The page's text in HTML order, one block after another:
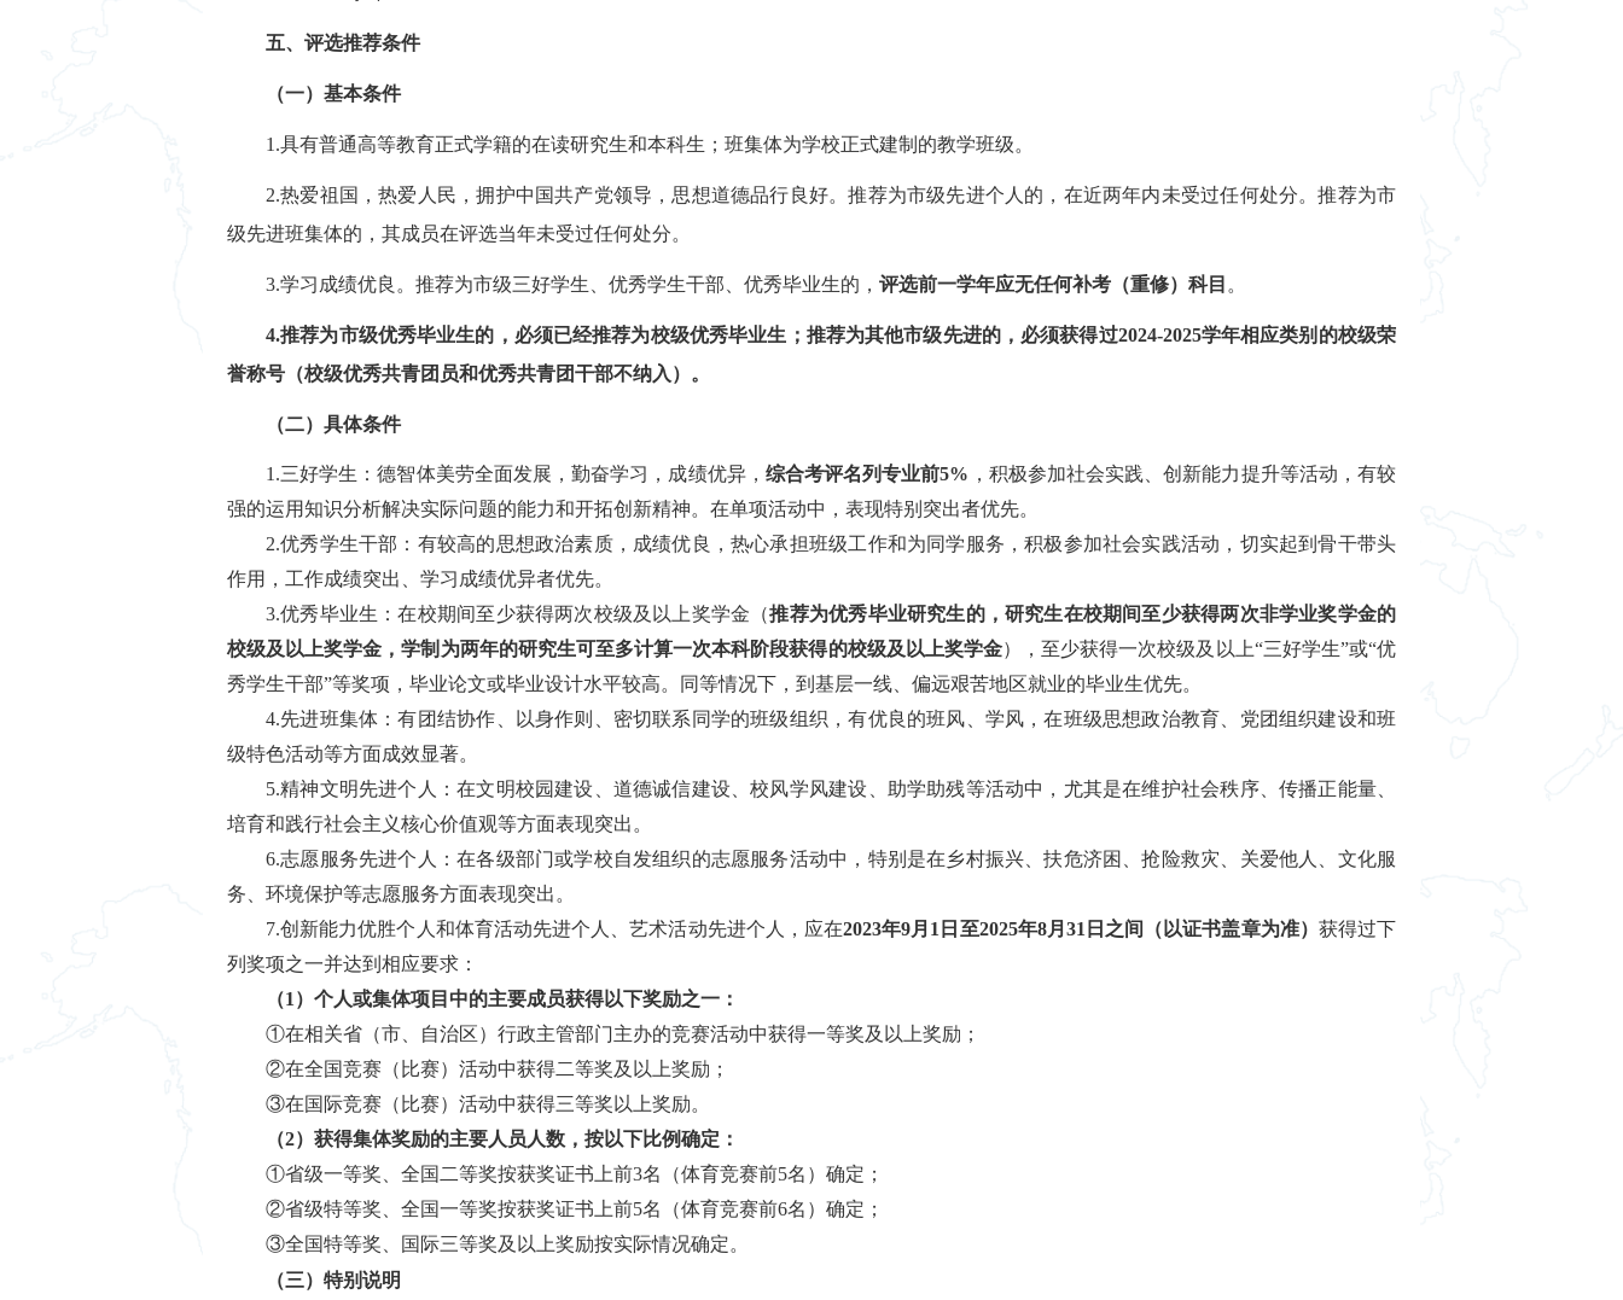
五、评选推荐条件
（一）基本条件
1.具有普通高等教育正式学籍的在读研究生和本科生；班集体为学校正式建制的教学班级。
2.热爱祖国，热爱人民，拥护中国共产党领导，思想道德品行良好。推荐为市级先进个人的，在近两年内未受过任何处分。推荐为市
级先进班集体的，其成员在评选当年未受过任何处分。
3.学习成绩优良。推荐为市级三好学生、优秀学生干部、优秀毕业生的， 评选前一学年应无任何补考（重修）科目 。
4.推荐为市级优秀毕业生的，必须已经推荐为校级优秀毕业生；推荐为其他市级先进的，必须获得过2024-2025学年相应类别的校级荣
誉称号（校级优秀共青团员和优秀共青团干部不纳入）。
（二）具体条件
1.三好学生：德智体美劳全面发展，勤奋学习，成绩优异， 综合考评名列专业前5% ，积极参加社会实践、创新能力提升等活动，有较
强的运用知识分析解决实际问题的能力和开拓创新精神。在单项活动中，表现特别突出者优先。
2.优秀学生干部：有较高的思想政治素质，成绩优良，热心承担班级工作和为同学服务，积极参加社会实践活动，切实起到骨干带头
作用，工作成绩突出、学习成绩优异者优先。
3.优秀毕业生：在校期间至少获得两次校级及以上奖学金（推荐为优秀毕业研究生的，研究生在校期间至少获得两次非学业奖学金的
校级及以上奖学金，学制为两年的研究生可至多计算一次本科阶段获得的校级及以上奖学金），至少获得一次校级及以上“三好学生”或“优
秀学生干部”等奖项，毕业论文或毕业设计水平较高。同等情况下，到基层一线、偏远艰苦地区就业的毕业生优先。
4.先进班集体：有团结协作、以身作则、密切联系同学的班级组织，有优良的班风、学风，在班级思想政治教育、党团组织建设和班
级特色活动等方面成效显著。
5.精神文明先进个人：在文明校园建设、道德诚信建设、校风学风建设、助学助残等活动中，尤其是在维护社会秩序、传播正能量、
培育和践行社会主义核心价值观等方面表现突出。
6.志愿服务先进个人：在各级部门或学校自发组织的志愿服务活动中，特别是在乡村振兴、扶危济困、抢险救灾、关爱他人、文化服
务、环境保护等志愿服务方面表现突出。
7.创新能力优胜个人和体育活动先进个人、艺术活动先进个人，应在2023年9月1日至2025年8月31日之间（以证书盖章为准） 获得过下
列奖项之一并达到相应要求：
（1）个人或集体项目中的主要成员获得以下奖励之一：
①在相关省（市、自治区）行政主管部门主办的竞赛活动中获得一等奖及以上奖励；
②在全国竞赛（比赛）活动中获得二等奖及以上奖励；
③在国际竞赛（比赛）活动中获得三等奖以上奖励。
（2）获得集体奖励的主要人员人数，按以下比例确定：
①省级一等奖、全国二等奖按获奖证书上前3名（体育竞赛前5名）确定；
②省级特等奖、全国一等奖按获奖证书上前5名（体育竞赛前6名）确定；
③全国特等奖、国际三等奖及以上奖励按实际情况确定。
（三）特别说明